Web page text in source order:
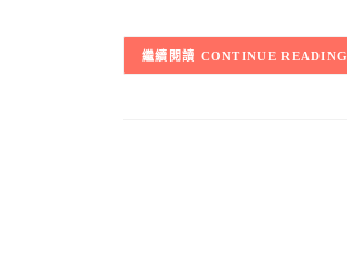
CONTINUE READING